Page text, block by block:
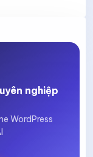
nghiệp
WordPress